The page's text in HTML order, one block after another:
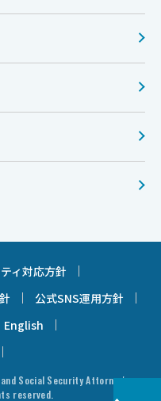
ィ対応方針
公式SNS運用方針
English
Social Security Attorney's
reserved.